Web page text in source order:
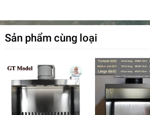
Sản phẩm cùng loại